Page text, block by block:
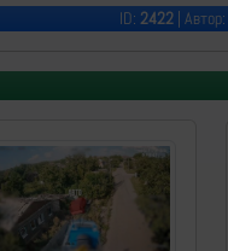
ID: 2422 | Автор: